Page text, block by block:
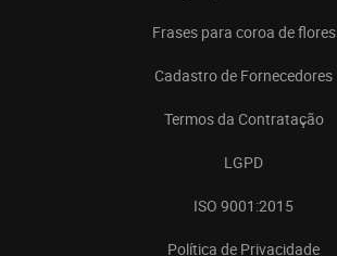
Frases para coroa de flores
Cadastro de Fornecedores
Termos da Contratação
LGPD
ISO 9001:2015
Política de Privacidade